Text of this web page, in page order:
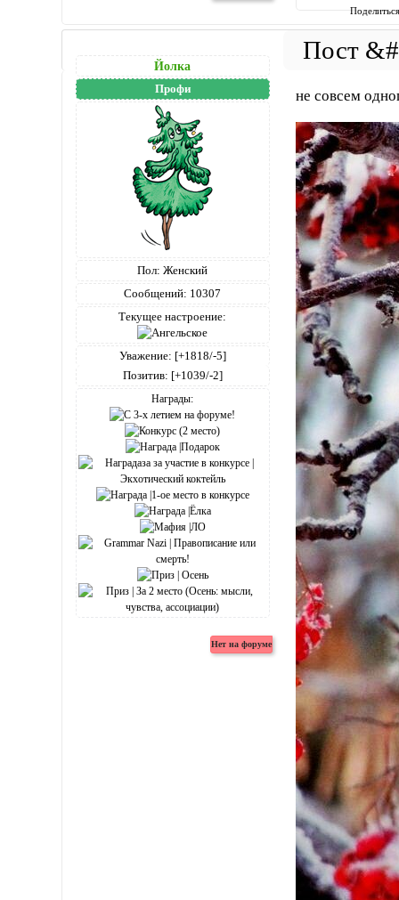
Йолка
Профи
Пол: Женский
Сообщений: 10307
Текущее настроение:
Уважение: [+1818/-5]
Позитив: [+1039/-2]
Награды:
не совсем